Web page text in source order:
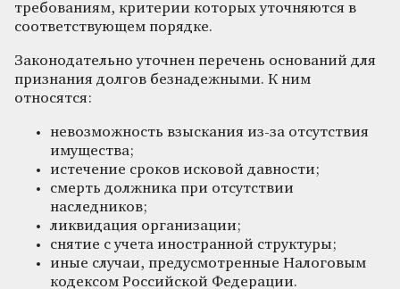
требованиям, критерии которых уточняются в
соответствующем порядке.
Законодательно уточнен перечень оснований для
признания долгов безнадежными. К ним
относятся:
невозможность взыскания из-за отсутствия
имущества;
истечение сроков исковой давности;
смерть должника при отсутствии
наследников;
ликвидация организации;
снятие с учета иностранной структуры;
иные случаи, предусмотренные Налоговым
кодексом Российской Федерации.